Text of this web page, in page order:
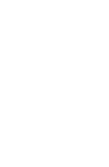
minería ilegal